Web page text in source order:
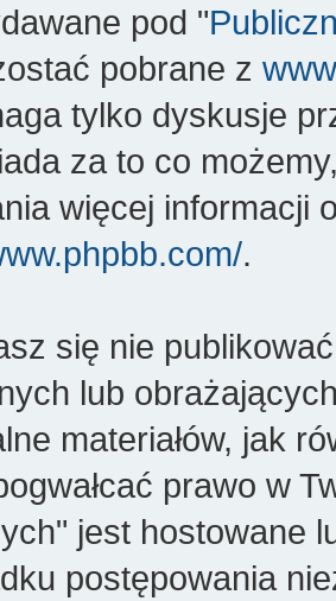
pod "
pobrane z
tylko dyskusje
za to co
więcej informacji
.
się nie
lub
materiałów, jak
prawo w
jest hostowane
postępowania